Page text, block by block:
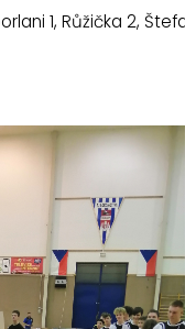
1, Růžička 2,